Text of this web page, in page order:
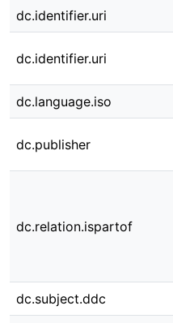
dc.identifier.uri
dc.identifier.uri
dc.language.iso
dc.publisher
dc.relation.ispartof
dc.subject.ddc